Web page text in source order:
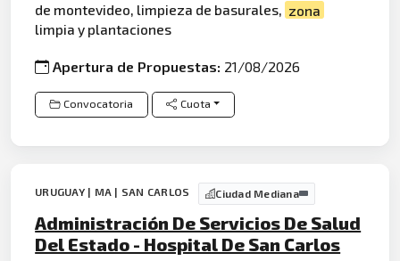
de montevideo, limpieza de basurales, zona
limpia y plantaciones
Apertura de Propuestas: 21/08/2026
Convocatoria Cuota
URUGUAY | MA | SAN CARLOS Ciudad Mediana
Administración De Servicios De Salud
Del Estado - Hospital De San Carlos